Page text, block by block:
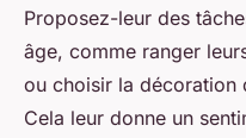
Proposez-leur des
âge, comme ranger
ou choisir la décoration
Cela leur donne un